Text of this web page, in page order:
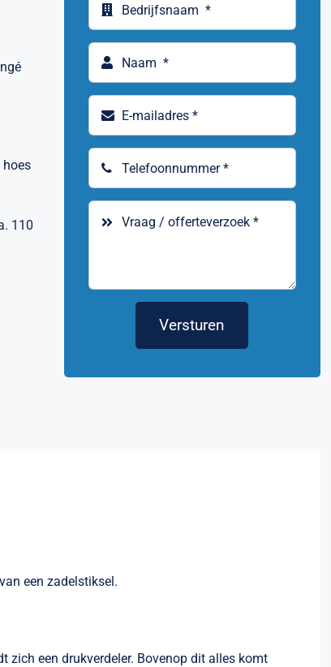
hoes
110
Versturen
een zadelstiksel.
zich een drukverdeler. Bovenop dit alles komt